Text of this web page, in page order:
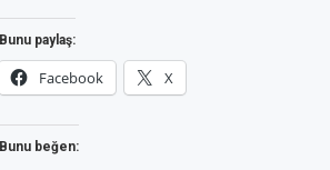
Bunu paylaş:
Facebook X
Bunu beğen: